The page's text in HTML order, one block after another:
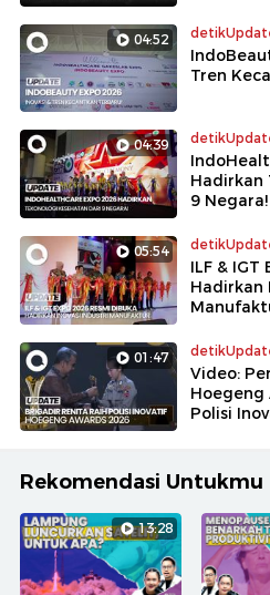
04:52
Tren
04:39
Hadirkan
9 Negara!
05:54
ILF & IGT
Hadirkan
01:47
Video:
Hoegeng
Polisi
Rekomendasi Untukmu
13:28